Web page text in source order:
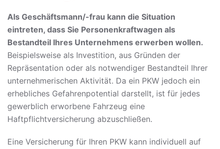
Als Geschäftsmann/-frau kann die Situation
eintreten, dass Sie Personenkraftwagen als
Bestandteil Ihres Unternehmens erwerben wollen.
Beispielsweise als Investition, aus Gründen der
Repräsentation oder als notwendiger Bestandteil Ihrer
unternehmerischen Aktivität. Da ein PKW jedoch ein
erhebliches Gefahrenpotential darstellt, ist für jedes
gewerblich erworbene Fahrzeug eine
Haftpflichtversicherung abzuschließen.
Eine Versicherung für Ihren PKW kann individuell auf